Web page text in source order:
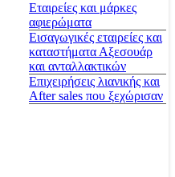
Εταιρείες και μάρκες
αφιερώματα
Εισαγωγικές εταιρείες και
καταστήματα Αξεσουάρ
και ανταλλακτικών
Επιχειρήσεις λιανικής και
After sales που ξεχώρισαν